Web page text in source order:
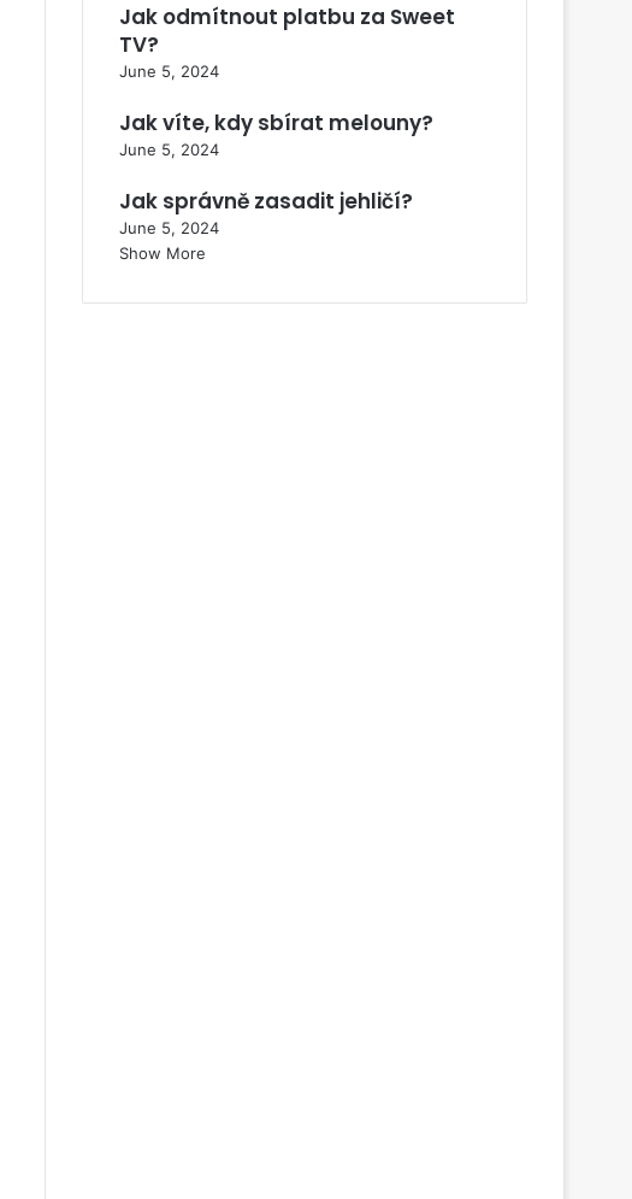
Jak odmítnout platbu za Sweet
TV?
June 5, 2024
Jak víte, kdy sbírat melouny?
June 5, 2024
Jak správně zasadit jehličí?
June 5, 2024
Show More